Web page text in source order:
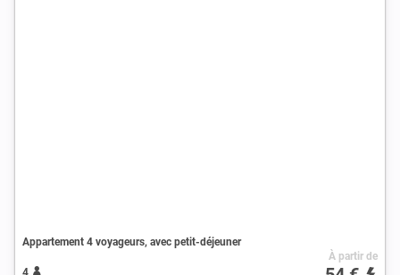
Appartement 4 voyageurs, avec petit-déjeuner
4
À partir de